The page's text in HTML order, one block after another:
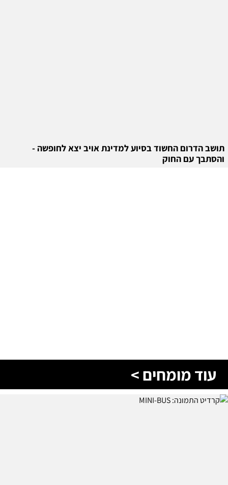
תושב הדרום החשוד בסיוע למדינת אויב יצא לחופשה -
והסתבך עם החוק
עוד מומחים >